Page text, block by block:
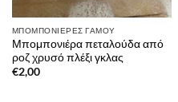
ΜΠΟΜΠΟΝΙΈΡΕΣ ΓΆΜΟΥ
Μπομπονιέρα πεταλούδα από
ροζ χρυσό πλέξι γκλας
€2,00